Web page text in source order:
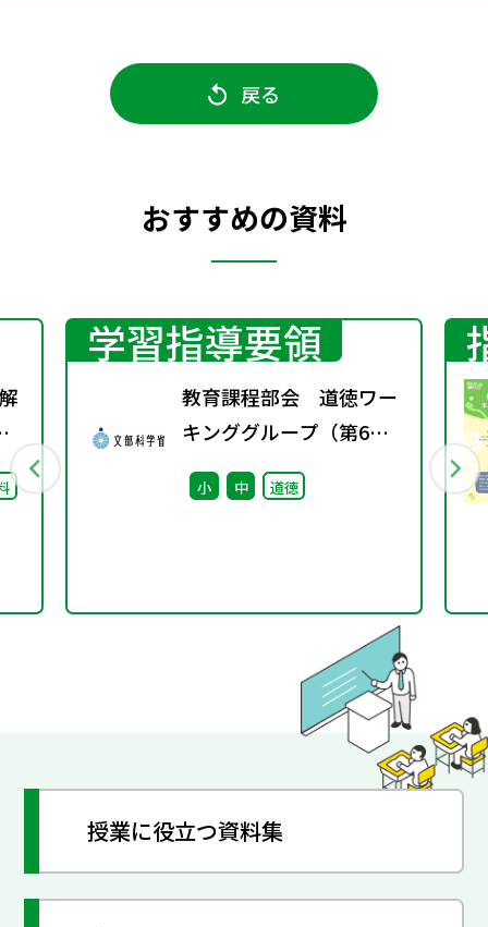
戻る
おすすめの資料
学習指導要領
教育課程部会 道徳ワー
キンググループ（第6
回） 配付資料
小 中 道徳
授業に役立つ資料集